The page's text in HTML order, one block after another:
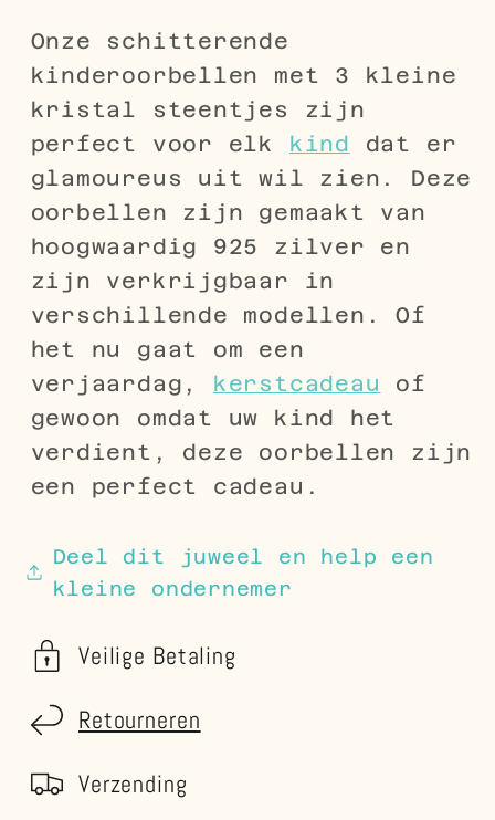
Onze schitterende
kinderoorbellen met 3 kleine
kristal steentjes zijn
perfect voor elk kind dat er
glamoureus uit wil zien. Deze
oorbellen zijn gemaakt van
hoogwaardig 925 zilver en
zijn verkrijgbaar in
verschillende modellen. Of
het nu gaat om een
verjaardag, kerstcadeau
of
gewoon omdat uw kind het
verdient, deze oorbellen zijn
een perfect cadeau.
Deel dit juweel en help een
kleine ondernemer
Veilige Betaling
Retourneren
Verzending